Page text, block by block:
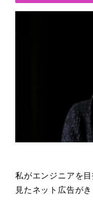
私がエンジニアを
見たネット広告がき